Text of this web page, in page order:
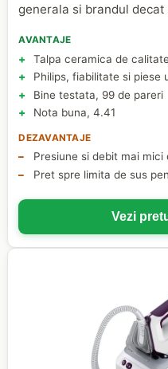
generala si brandul
AVANTAJE
Talpa ceramica de
Philips, fiabilitate si piese
Bine testata, 99 de pareri
Nota buna, 4.41
DEZAVANTAJE
Presiune si debit mai mici
Pret spre limita de sus
Vezi